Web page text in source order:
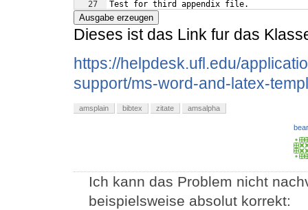
27
Test for third appendix file.
Ausgabe erzeugen
Dieses ist das Link fur das
https://helpdesk.ufl.edu/
support/ms-word-and-latex-
amsplain bibtex zitate amsalpha
Ich kann das Problem nicht
beispielsweise absolut korrekt: